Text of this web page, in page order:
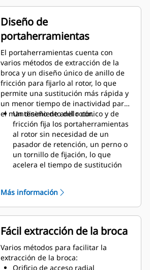
Diseño de
portaherramientas
El portaherramientas cuenta con
varios métodos de extracción de la
broca y un diseño único de anillo de
fricción para fijarlo al rotor, lo que
permite una sustitución más rápida y
un menor tiempo de inactividad para
el mantenimiento del rotor.
Un diseño de anillo cónico y de
fricción fija los portaherramientas
al rotor sin necesidad de un
pasador de retención, un perno o
un tornillo de fijación, lo que
acelera el tiempo de sustitución
El collarín de desgaste de 20 mm
es un 66 % más largo que los
portaherramientas del System G
Un diseño de portaherramientas
antirrotación garantiza una
posición adecuada para evitar el
desgaste de los bloques y de los
portaherramientas
Más información
Fácil extracción de la broca
Varios métodos para facilitar la
extracción de la broca:
Orificio de acceso radial